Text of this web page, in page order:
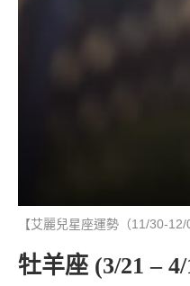
【艾麗兒星座運勢（11/30-
牡羊座 (3/21 –